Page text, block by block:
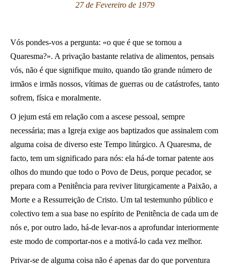
27 de Fevereiro de 1979
Vós pondes-vos a pergunta: «o que é que se tornou a
Quaresma?». A privação bastante relativa de alimentos, pensais
vós, não é que signifique muito, quando tão grande número de
irmãos e irmãs nossos, vítimas de guerras ou de catástrofes, tanto
sofrem, física e moralmente.
O jejum está em relação com a ascese pessoal, sempre
necessária; mas a Igreja exige aos baptizados que assinalem com
alguma coisa de diverso este Tempo litúrgico. A Quaresma, de
facto, tem um significado para nós: ela há-de tornar patente aos
olhos do mundo que todo o Povo de Deus, porque pecador, se
prepara com a Penitência para reviver liturgicamente a Paixão, a
Morte e a Ressurreição de Cristo. Um tal testemunho público e
colectivo tem a sua base no espírito de Penitência de cada um de
nós e, por outro lado, há-de levar-nos a aprofundar interiormente
este modo de comportar-nos e a motivá-lo cada vez melhor.
Privar-se de alguma coisa não é apenas dar do que porventura